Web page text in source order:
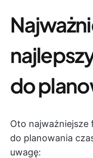
do
Oto najważniejsze
do planowania
uwagę: